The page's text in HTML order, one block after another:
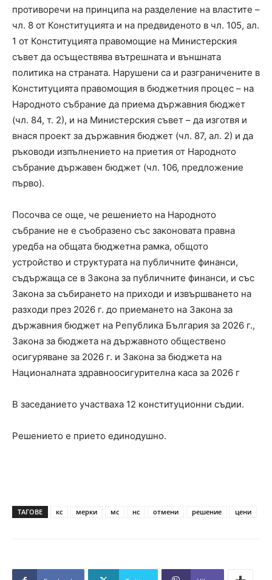
противоречи на принципа на разделение на властите –
чл. 8 от Конституцията и на предвиденото в чл. 105, ал.
1 от Конституцията правомощие на Министерския
съвет да осъществява вътрешната и външната
политика на страната. Нарушени са и разграничените в
Конституцията правомощия в бюджетния процес – на
Народното събрание да приема държавния бюджет
(чл. 84, т. 2), и на Министерския съвет – да изготвя и
внася проект за държавния бюджет (чл. 87, ал. 2) и да
ръководи изпълнението на приетия от Народното
събрание държавен бюджет (чл. 106, предложение
първо).
Посочва се още, че решението на Народното
събрание не е съобразено със законовата правна
уредба на общата бюджетна рамка, общото
устройство и структурата на публичните финанси,
съдържаща се в Закона за публичните финанси, и със
Закона за събирането на приходи и извършването на
разходи през 2026 г. до приемането на Закона за
държавния бюджет на Република България за 2026 г.,
Закона за бюджета на държавното обществено
осигуряване за 2026 г. и Закона за бюджета на
Националната здравноосигурителна каса за 2026 г
В заседанието участваха 12 конституционни съдии.
Решението е прието единодушно.
ТАГОВЕ кс мерки мс нс отмени решение цени